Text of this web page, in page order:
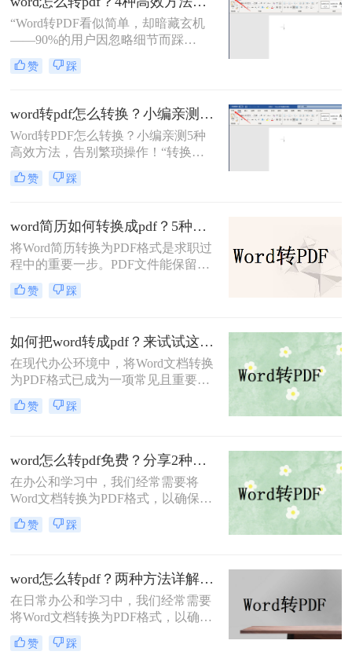
场景，助你彻底解决文档转换难题。
“Word转PDF看似简单，却暗藏玄机
——90%的用户因忽略细节而踩
坑！”大家好，我是小编，一名深耕
电脑办公软件测评多年的博主。在IT
和自媒体创作者，他们常抱怨Word转
PDF时格式错乱、操作繁琐或安全隐
忧
赞 踩
word转pdf怎么转换？小编亲测5种高效方法，告别繁琐操作！
Word转PDF怎么转换？小编亲测5种
高效方法，告别繁琐操作！“转换
Word到PDF，90%的人都浪费了时间
在无效操作上！”作为一名从事电脑
被粉丝问及“Word转PDF怎么转换”这
一高频问题。在职场和自媒体场景
中，文档格式转换的精准度、效率与
安全性直接影响工作产出。今天，小
编结合多年测评经验，为大家拆解几
种常用转换方法（排除WPS），并分
赞 踩
word简历如何转换成pdf？5种常用方法详解！
将Word简历转换为PDF格式是求职过
程中的重要一步。PDF文件能保留原
始排版，兼容性强且不易被修改，能
展现专业形象。那么word简历如何转
赞 踩
如何把word转成pdf？来试试这4种转换方法！
在现代办公环境中，将Word文档转换
为PDF格式已成为一项常见且重要的
操作。PDF格式不仅具有较高的兼容
性和稳定性，还能确保文档在不同设
将介绍几种将Word转为PDF的方法。
赞 踩
word怎么转pdf免费？分享2种转换方法！
在办公和学习中，我们经常需要将
Word文档转换为PDF格式，以确保文
件在不同设备上的显示一致性，并便
于分享。那么word怎么转pdf免费呢？
赞 踩
word怎么转pdf？两种方法详解分享！
在日常办公和学习中，我们经常需要
将Word文档转换为PDF格式，以确保
文档在不同设备和平台上保持一致的
显示效果和格式。那么word怎么转pdf
赞 踩